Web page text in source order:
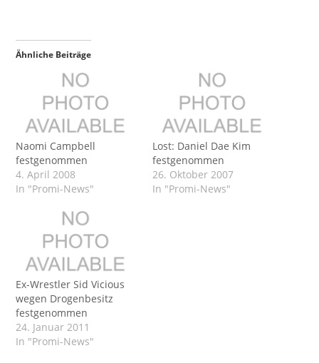
Ähnliche Beiträge
Naomi Campbell
festgenommen
4. April 2008
In "Promi-News"
Lost: Daniel Dae Kim
festgenommen
26. Oktober 2007
In "Promi-News"
Ex-Wrestler Sid Vicious
wegen Drogenbesitz
festgenommen
24. Januar 2011
In "Promi-News"